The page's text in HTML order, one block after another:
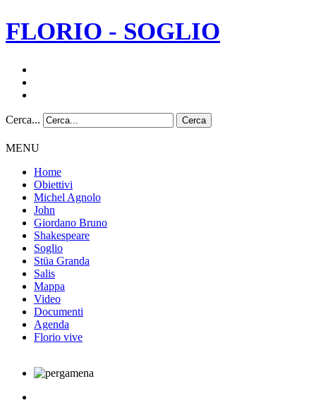
FLORIO - SOGLIO
Cerca... Cerca
MENU
Home
Obiettivi
Michel Agnolo
John
Giordano Bruno
Shakespeare
Soglio
Stüa Granda
Salis
Mappa
Video
Documenti
Agenda
Florio vive